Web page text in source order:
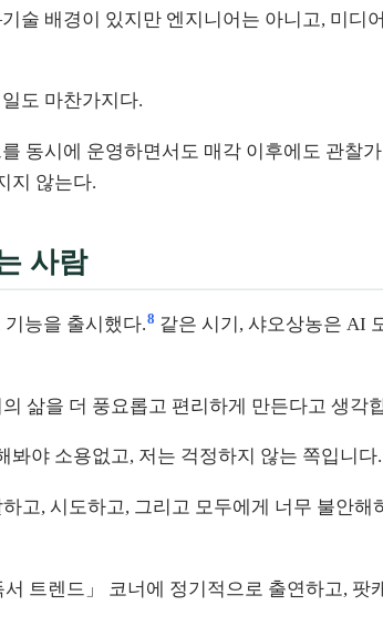
배경이 있지만 엔지니어는 아니고, 미디
도 마찬가지다.
동시에 운영하면서도 매각 이후에도 관
지 않는다.
사람
기능을 출시했다.8 같은 시기, 샤오상농은 AI
삶을 더 풍요롭고 편리하게 만든다고 생각합
야 소용없고, 저는 걱정하지 않는 쪽입니다.
고, 시도하고, 그리고 모두에게 너무 불안
트렌드」 코너에 정기적으로 출연하고, 팟